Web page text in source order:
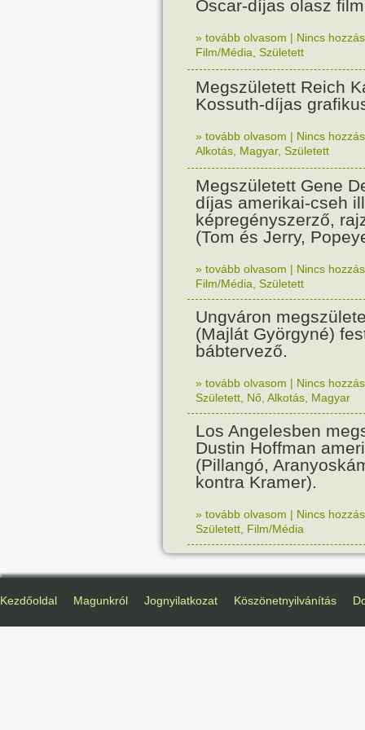
Oscar-díjas olasz
» tovább olvasom | Nincs
Film/Média Született
Megszületett Reich
Kossuth-díjas
» tovább olvasom | Nincs
Alkotás Magyar, Született
Megszületett Gene
díjas amerikai-cseh
képregényszerző,
(Tom és Jerry,
» tovább olvasom | Nincs
Film/Média Született
Ungváron
(Majlát Györgyné)
bábtervező.
» tovább olvasom | Nincs
Született Nő Alkotás Magyar
Los Angelesben
Dustin Hoffman
(Pillangó,
kontra Kramer).
» tovább olvasom | Nincs
Született Film/Média
Kezdőoldal Magunkról Jognyilatkozat Köszönetnyilvánítás